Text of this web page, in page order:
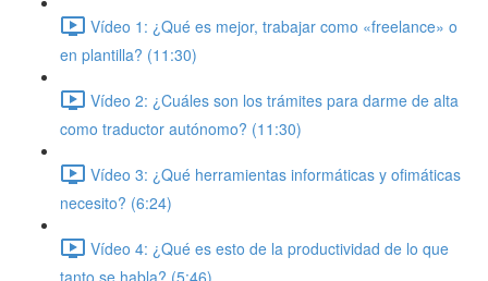
Vídeo 1: ¿Qué es mejor, trabajar como «freelance» o
en plantilla? (11:30)
Vídeo 2: ¿Cuáles son los trámites para darme de alta
como traductor autónomo? (11:30)
Vídeo 3: ¿Qué herramientas informáticas y ofimáticas
necesito? (6:24)
Vídeo 4: ¿Qué es esto de la productividad de lo que
tanto se habla? (5:46)